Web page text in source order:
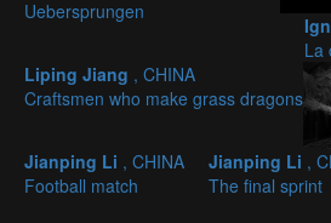
Uebersprungen
La
Liping Jiang , CHINA
Craftsmen who make grass dragons
Jianping Li , CHINA
Football match
Jianping Li ,
The final sprint